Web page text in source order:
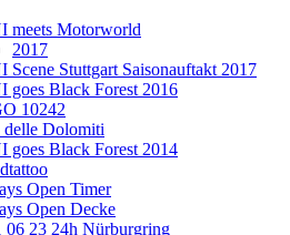
meets Motorworld
2017
Scene Stuttgart Saisonauftakt 2017
goes Black Forest 2016
10242
delle Dolomiti
goes Black Forest 2014
Open Timer
Open Decke
06 23 24h Nürburgring